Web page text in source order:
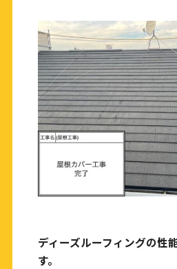
ディーズルーフィングの性
す。